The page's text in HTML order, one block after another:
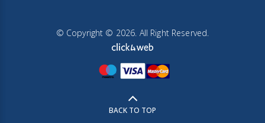
© Copyright © 2026. All Right Reserved.
BACK TO TOP